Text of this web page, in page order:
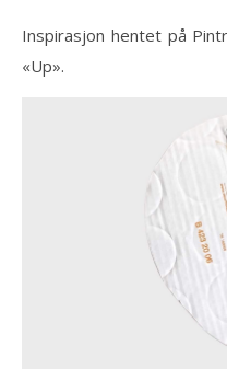
Inspirasjon hentet på
«Up».